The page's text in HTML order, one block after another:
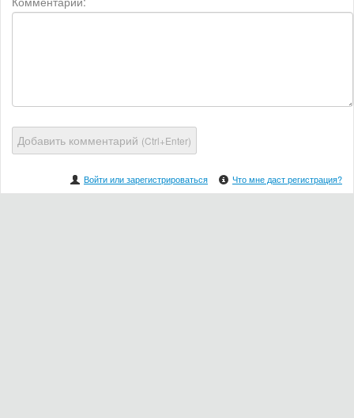
Добавить комментарий (Ctrl+Enter)
Войти или зарегистрироваться Что мне даст регистрация?